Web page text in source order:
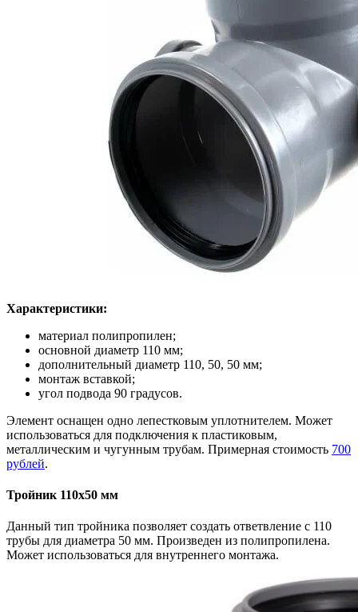
Характеристики:
материал полипропилен;
основной диаметр 110 мм;
дополнительный диаметр 110, 50, 50 мм;
монтаж вставкой;
угол подвода 90 градусов.
Элемент оснащен одно лепестковым уплотнителем. Может
использоваться для подключения к пластиковым,
металлическим и чугунным трубам. Примерная стоимость 700
рублей.
Тройник 110х50 мм
Данный тип тройника позволяет создать ответвление с 110
трубы для диаметра 50 мм. Произведен из полипропилена.
Может использоваться для внутреннего монтажа.